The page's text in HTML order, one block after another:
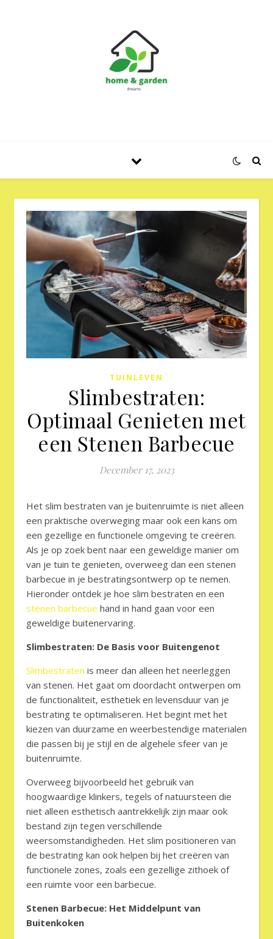
TUINLEVEN
Slimbestraten:
Optimaal Genieten met
een Stenen Barbecue
December 17, 2023
Het slim bestraten van je buitenruimte is niet alleen
een praktische overweging maar ook een kans om
een gezellige en functionele omgeving te creëren.
Als je op zoek bent naar een geweldige manier om
van je tuin te genieten, overweeg dan een stenen
barbecue in je bestratingsontwerp op te nemen.
Hieronder ontdek je hoe slim bestraten en een
stenen barbecue hand in hand gaan voor een
geweldige buitenervaring.
Slimbestraten: De Basis voor Buitengenot
Slimbestraten is meer dan alleen het neerleggen
van stenen. Het gaat om doordacht ontwerpen om
de functionaliteit, esthetiek en levensduur van je
bestrating te optimaliseren. Het begint met het
kiezen van duurzame en weerbestendige materialen
die passen bij je stijl en de algehele sfeer van je
buitenruimte.
Overweeg bijvoorbeeld het gebruik van
hoogwaardige klinkers, tegels of natuursteen die
niet alleen esthetisch aantrekkelijk zijn maar ook
bestand zijn tegen verschillende
weersomstandigheden. Het slim positioneren van
de bestrating kan ook helpen bij het creëren van
functionele zones, zoals een gezellige zithoek of
een ruimte voor een barbecue.
Stenen Barbecue: Het Middelpunt van
Buitenkoken